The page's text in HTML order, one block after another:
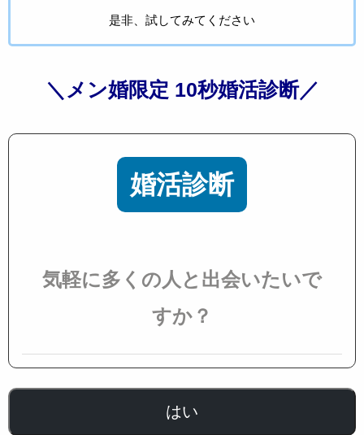
是非、試してみてください
＼メン婚限定 10秒婚活診断／
婚活診断
気軽に多くの人と出会いたいで
すか？
はい